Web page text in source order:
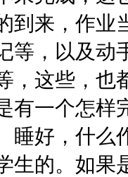
到来，作业
等，以及动
，这些，也
有一个怎样
睡好，什么
生的。如果